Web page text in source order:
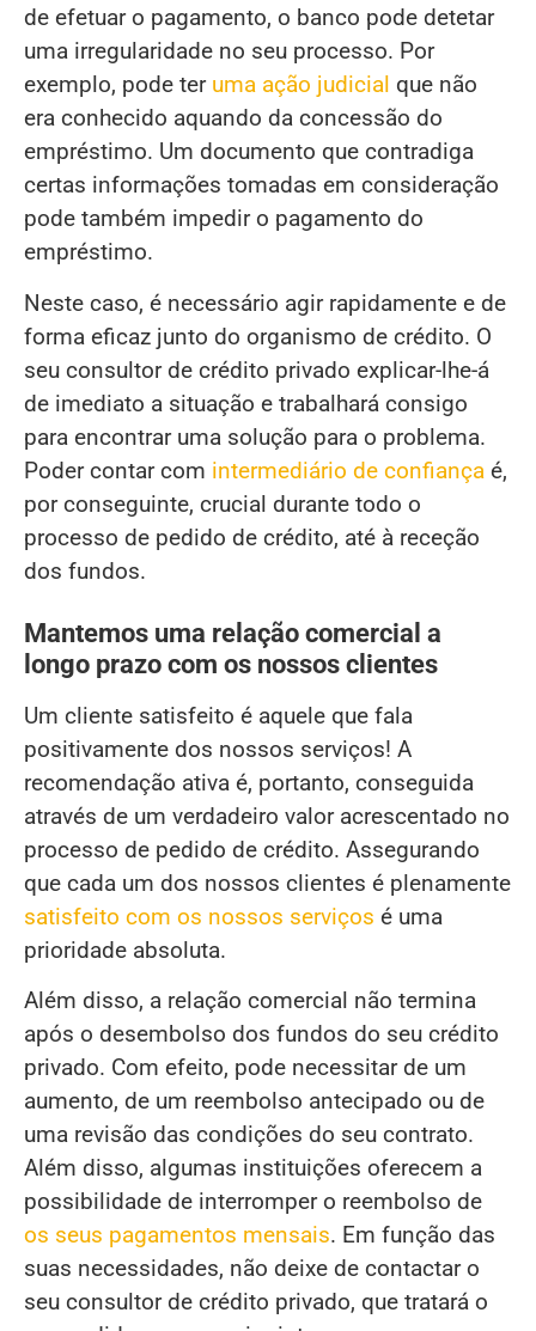
de efetuar o pagamento, o banco pode detetar
uma irregularidade no seu processo. Por
exemplo, pode ter uma ação judicial que não
era conhecido aquando da concessão do
empréstimo. Um documento que contradiga
certas informações tomadas em consideração
pode também impedir o pagamento do
empréstimo.
Neste caso, é necessário agir rapidamente e de
forma eficaz junto do organismo de crédito. O
seu consultor de crédito privado explicar-lhe-á
de imediato a situação e trabalhará consigo
para encontrar uma solução para o problema.
Poder contar com intermediário de confiança é,
por conseguinte, crucial durante todo o
processo de pedido de crédito, até à receção
dos fundos.
Mantemos uma relação comercial a
longo prazo com os nossos clientes
Um cliente satisfeito é aquele que fala
positivamente dos nossos serviços! A
recomendação ativa é, portanto, conseguida
através de um verdadeiro valor acrescentado no
processo de pedido de crédito. Assegurando
que cada um dos nossos clientes é plenamente
satisfeito com os nossos serviços é uma
prioridade absoluta.
Além disso, a relação comercial não termina
após o desembolso dos fundos do seu crédito
privado. Com efeito, pode necessitar de um
aumento, de um reembolso antecipado ou de
uma revisão das condições do seu contrato.
Além disso, algumas instituições oferecem a
possibilidade de interromper o reembolso de
os seus pagamentos mensais. Em função das
suas necessidades, não deixe de contactar o
seu consultor de crédito privado, que tratará o